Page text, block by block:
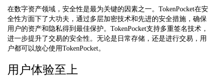
在数字资产领域，安全性是最为关键的因素之一。TokenPocket在安
全性方面下了大功夫，通过多层加密技术和先进的安全措施，确保
用户的资产和隐私得到最佳保护。TokenPocket支持多重签名技术，
进一步提升了交易的安全性。无论是日常存储，还是进行交易，用
户都可以放心使用TokenPocket。
用户体验至上